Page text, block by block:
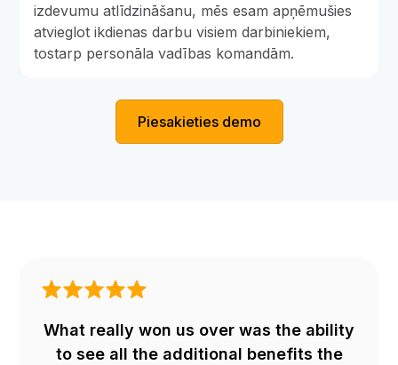
izdevumu atlīdzināšanu, mēs esam apņēmušies
atvieglot ikdienas darbu visiem darbiniekiem,
tostarp personāla vadības komandām.
Piesakieties demo
What really won us over was the ability
to see all the additional benefits the